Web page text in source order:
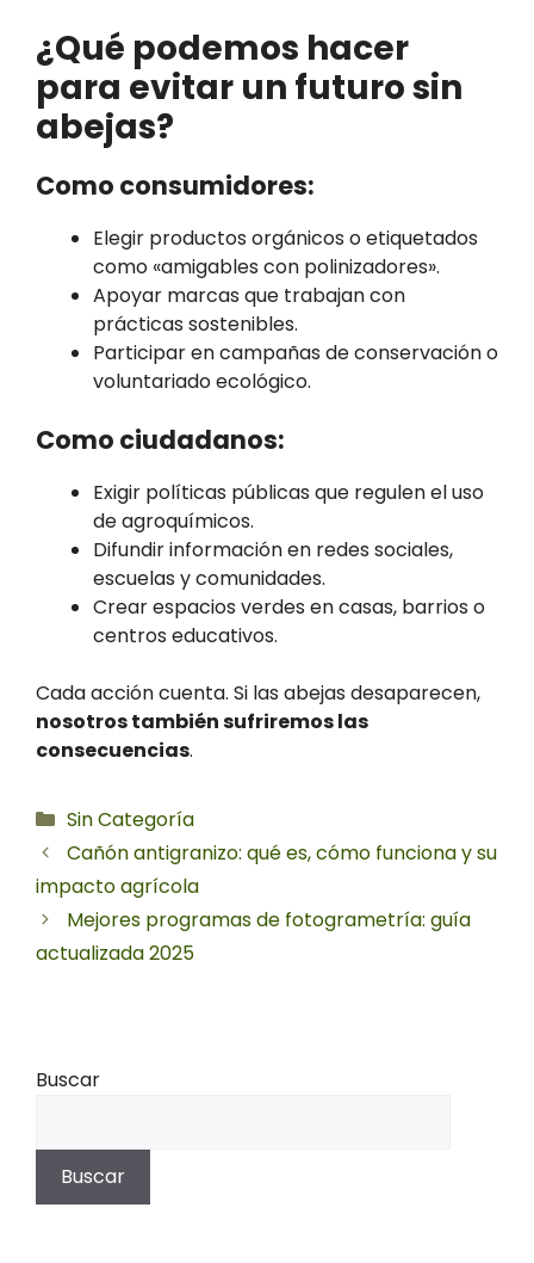
¿Qué podemos hacer
para evitar un futuro sin
abejas?
Como consumidores:
Elegir productos orgánicos o etiquetados
como «amigables con polinizadores».
Apoyar marcas que trabajan con
prácticas sostenibles.
Participar en campañas de conservación o
voluntariado ecológico.
Como ciudadanos:
Exigir políticas públicas que regulen el uso
de agroquímicos.
Difundir información en redes sociales,
escuelas y comunidades.
Crear espacios verdes en casas, barrios o
centros educativos.
Cada acción cuenta. Si las abejas desaparecen,
nosotros también sufriremos las
consecuencias.
Categorías
Sin Categoría
Cañón antigranizo: qué es, cómo funciona y su
impacto agrícola
Mejores programas de fotogrametría: guía
actualizada 2025
Buscar
Buscar